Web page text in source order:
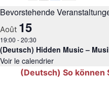
Bevorstehende
Août 15
19:00 -20:30
(Deutsch) Hidden Music –
Voir le calendrier
(Deutsch) So können